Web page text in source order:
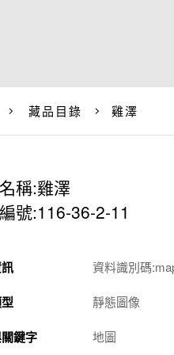
藏品目錄 雞澤
稱:雞澤
號:116-36-2-11
資料識別碼
靜態圖像
鍵字 地圖